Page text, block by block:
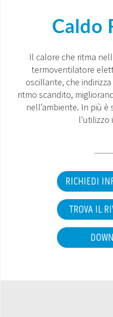
SISTEMI INTEGRATI
MONDO OS
CENTRI ASSISTENZA E RICAMBI
Caldo
Il calore che ritma
termoventilatore
oscillante, che
ritmo scandito,
nell’ambiente. In più
l’utilizzo
RICHIEDI
TROVA IL